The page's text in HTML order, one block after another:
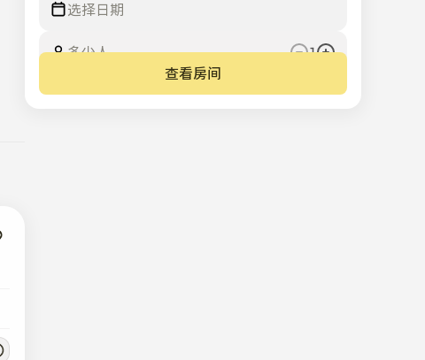
选择日期
多少人
1
查看房间